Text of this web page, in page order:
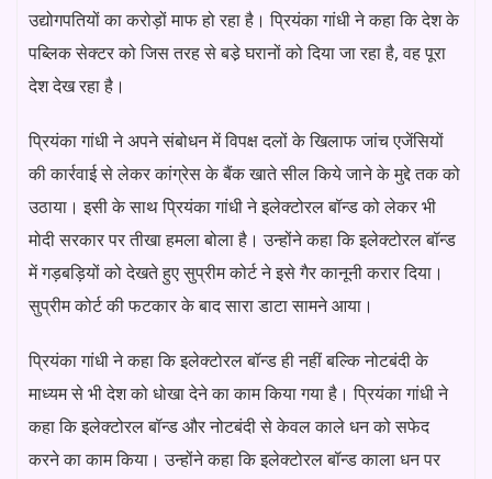
उद्योगपतियों का करोड़ों माफ हो रहा है। प्रियंका गांधी ने कहा कि देश के
पब्लिक सेक्टर को जिस तरह से बडे़ घरानों को दिया जा रहा है, वह पूरा
देश देख रहा है।
प्रियंका गांधी ने अपने संबोधन में विपक्ष दलों के खिलाफ जांच एजेंसियों
की कार्रवाई से लेकर कांग्रेस के बैंक खाते सील किये जाने के मुद्दे तक को
उठाया। इसी के साथ प्रियंका गांधी ने इलेक्टोरल बॉन्ड को लेकर भी
मोदी सरकार पर तीखा हमला बोला है। उन्होंने कहा कि इलेक्टोरल बॉन्ड
में गड़बड़ियों को देखते हुए सुप्रीम कोर्ट ने इसे गैर कानूनी करार दिया।
सुप्रीम कोर्ट की फटकार के बाद सारा डाटा सामने आया।
प्रियंका गांधी ने कहा कि इलेक्टोरल बॉन्ड ही नहीं बल्कि नोटबंदी के
माध्यम से भी देश को धोखा देने का काम किया गया है। प्रियंका गांधी ने
कहा कि इलेक्टोरल बॉन्ड और नोटबंदी से केवल काले धन को सफेद
करने का काम किया। उन्होंने कहा कि इलेक्टोरल बॉन्ड काला धन पर